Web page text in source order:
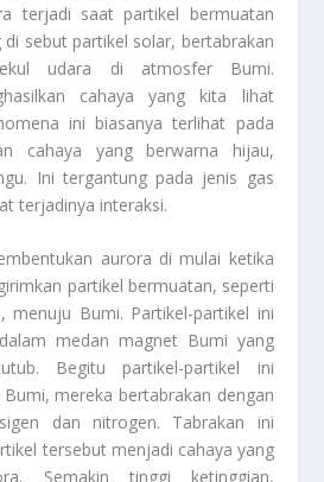
terjadi saat partikel bermuatan
sebut partikel solar, bertabrakan
udara di atmosfer Bumi.
cahaya yang kita lihat
ini biasanya terlihat pada
cahaya yang berwarna hijau,
Ini tergantung pada jenis gas
terjadinya interaksi.
aurora di mulai ketika
partikel bermuatan, seperti
menuju Bumi. Partikel-partikel ini
medan magnet Bumi yang
Begitu partikel-partikel ini
mereka bertabrakan dengan
dan nitrogen. Tabrakan ini
tersebut menjadi cahaya yang
Semakin tinggi ketinggian,